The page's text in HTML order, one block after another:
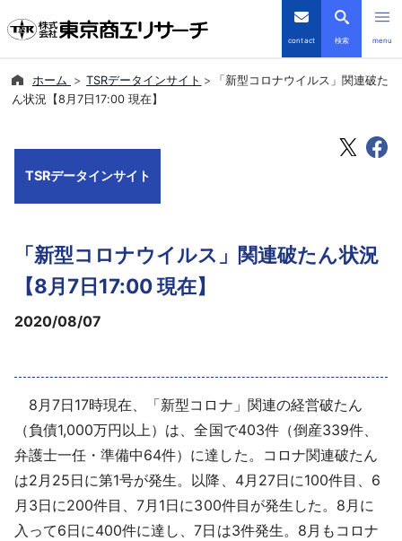
contact 検索 menu
倒産・注目企業情報
会社案内
導入事例
採用情報
よくあるご質問
English
ホーム TSRデータインサイト
「新型コロナウイルス」関連破た
ん状況【8月7日17:00 現在】
TSRデータインサイト
「新型コロナウイルス」関連破たん状況
【8月7日17:00 現在】
2020/08/07
8月7日17時現在、「新型コロナ」関連の経営破たん
（負債1,000万円以上）は、全国で403件（倒産339件、
弁護士一任・準備中64件）に達した。コロナ関連破たん
は2月25日に第1号が発生。以降、4月27日に100件目、6
月3日に200件目、7月1日に300件目が発生した。8月に
入って6日に400件に達し、7日は3件発生。8月もコロナ